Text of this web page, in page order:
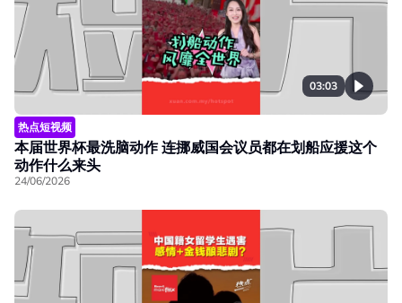
03:03
热点短视频
本届世界杯最洗脑动作 连挪威国会议员都在划船应援这个
动作什么来头
24/06/2026